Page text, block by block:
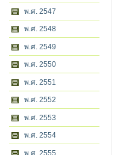
พ.ศ. 2547
พ.ศ. 2548
พ.ศ. 2549
พ.ศ. 2550
พ.ศ. 2551
พ.ศ. 2552
พ.ศ. 2553
พ.ศ. 2554
พ.ศ. 2555